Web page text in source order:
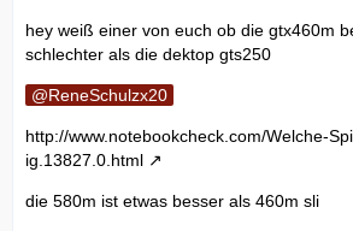
hey weiß einer von euch ob die gtx460m
schlechter als die dektop gts250
ReneSchulzx20
http://www.notebookcheck.com/Welche-
ig.13827.0.html
die 580m ist etwas besser als 460m sli